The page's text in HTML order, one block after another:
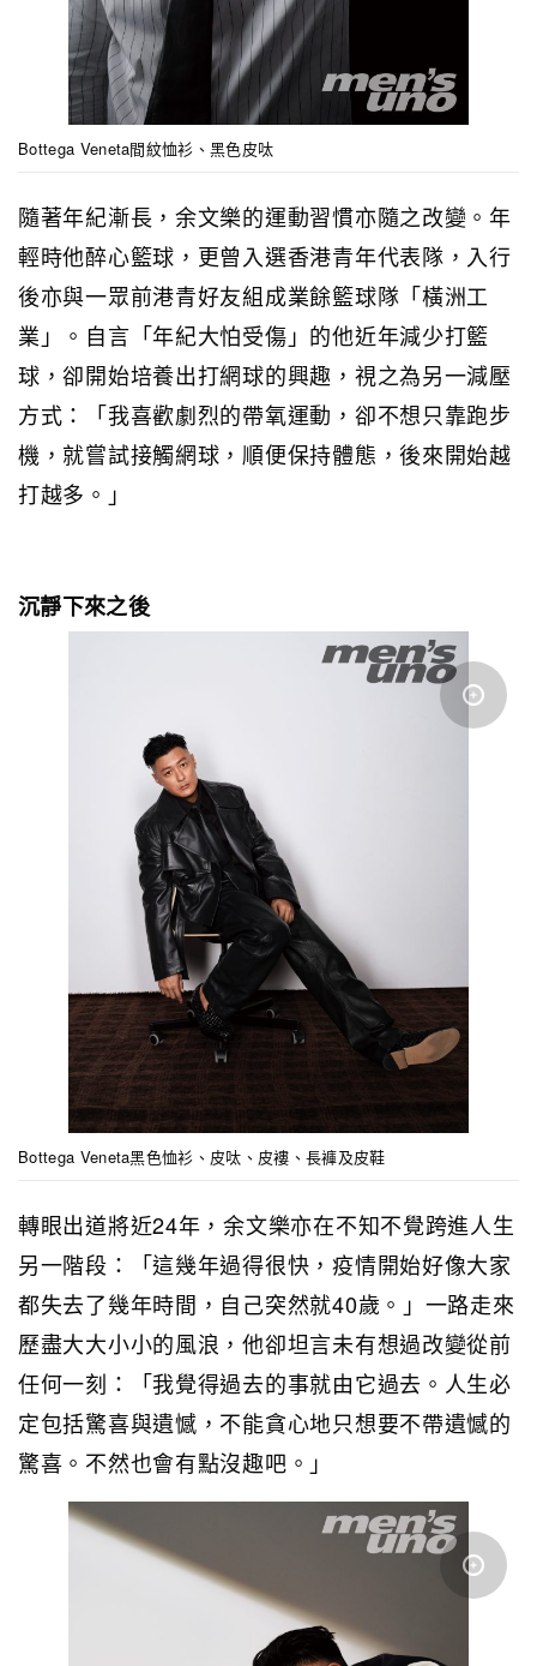
Bottega Veneta間紋恤衫、黑色皮呔
隨著年紀漸長，余文樂的運動習慣亦隨之改變。年
輕時他醉心籃球，更曾入選香港青年代表隊，入行
後亦與一眾前港青好友組成業餘籃球隊「橫洲工
業」。自言「年紀大怕受傷」的他近年減少打籃
球，卻開始培養出打網球的興趣，視之為另一減壓
方式：「我喜歡劇烈的帶氧運動，卻不想只靠跑步
機，就嘗試接觸網球，順便保持體態，後來開始越
打越多。」
沉靜下來之後
Bottega Veneta黑色恤衫、皮呔、皮褸、長褲及皮鞋
轉眼出道將近24年，余文樂亦在不知不覺跨進人生
另一階段：「這幾年過得很快，疫情開始好像大家
都失去了幾年時間，自己突然就40歲。」一路走來
歷盡大大小小的風浪，他卻坦言未有想過改變從前
任何一刻：「我覺得過去的事就由它過去。人生必
定包括驚喜與遺憾，不能貪心地只想要不帶遺憾的
驚喜。不然也會有點沒趣吧。」